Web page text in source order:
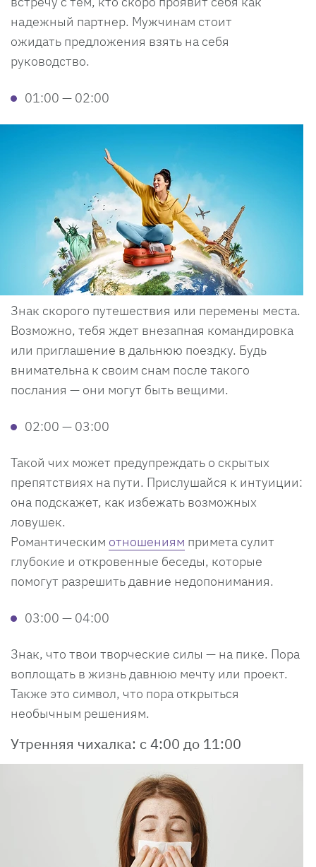
надежный партнер. Мужчинам стоит
ожидать предложения взять на себя
руководство.
01:00 — 02:00
Знак скорого путешествия или перемены места.
Возможно, тебя ждет внезапная командировка
или приглашение в дальнюю поездку. Будь
внимательна к своим снам после такого
послания — они могут быть вещими.
02:00 — 03:00
Такой чих может предупреждать о скрытых
препятствиях на пути. Прислушайся к интуиции:
она подскажет, как избежать возможных
ловушек.
Романтическим отношениям примета сулит
глубокие и откровенные беседы, которые
помогут разрешить давние недопонимания.
03:00 — 04:00
Знак, что твои творческие силы — на пике. Пора
воплощать в жизнь давнюю мечту или проект.
Также это символ, что пора открыться
необычным решениям.
Утренняя чихалка: с 4:00 до 11:00